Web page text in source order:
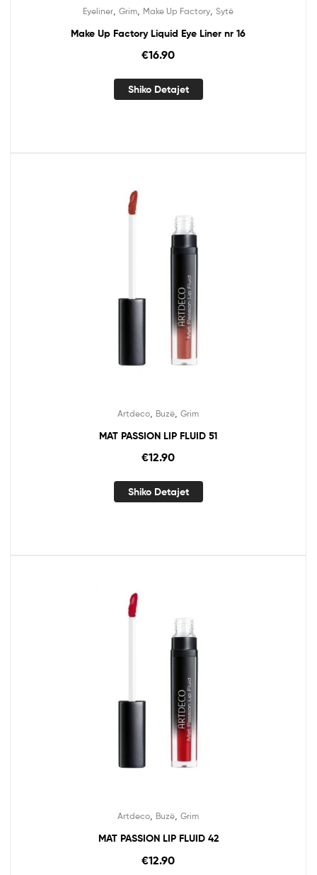
Eyeliner Grim Make Up Factory Sytë
Make Up Factory Liquid Eye Liner nr 16
€16.90
Shiko Detajet
Artdeco Buzë Grim
MAT PASSION LIP FLUID 51
€12.90
Shiko Detajet
Artdeco Buzë Grim
MAT PASSION LIP FLUID 42
€12.90